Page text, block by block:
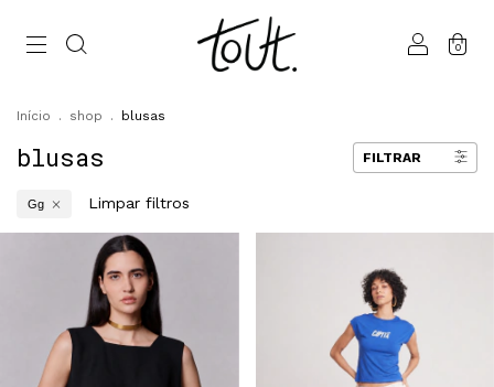
0
Início . shop . blusas
blusas FILTRAR
Gg Limpar filtros